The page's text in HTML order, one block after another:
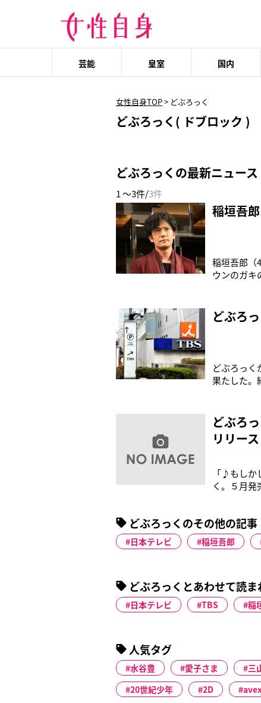
芸能 皇室 国内
女性自身TOP> どぶろっく
どぶろっく( ドブロック )
どぶろっくの最新ニュース
1 ～3件/3件
稲垣吾
稲垣吾郎（
ウンのガキ
が、『ガ
記憶から消
どぶろ
どぶろっく
果たした。
風コント
された」と
どぶろ
リリース
「♪もしか
く。５月
と、こっ
もらえるよ
どぶろっくのその他の記事
日本テレビ 稲垣吾郎
どぶろっくとあわせて読
日本テレビ TBS 稲
人気タグ
水谷豊 愛子さま 三
20世紀少年
2D